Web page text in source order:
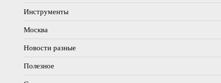
Инструменты
Москва
Новости разные
Полезное